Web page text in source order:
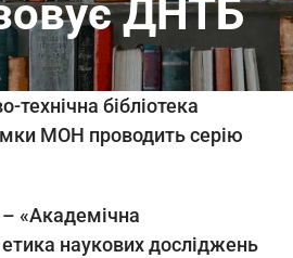
ДНТБ
бібліотека
МОН проводить серію
«Академічна
наукових досліджень